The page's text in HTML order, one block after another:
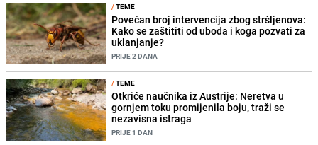
/TEME
Povećan broj intervencija zbog stršljenova:
Kako se zaštititi od uboda i koga pozvati za
uklanjanje?
PRIJE 2 DANA
/TEME
Otkriće naučnika iz Austrije: Neretva u
gornjem toku promijenila boju, traži se
nezavisna istraga
PRIJE 1 DAN